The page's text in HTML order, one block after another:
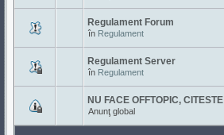
Regulament Forum
în Regulament
Regulament Server
în Regulament
NU FACE OFFTOPIC,
Anunţ global